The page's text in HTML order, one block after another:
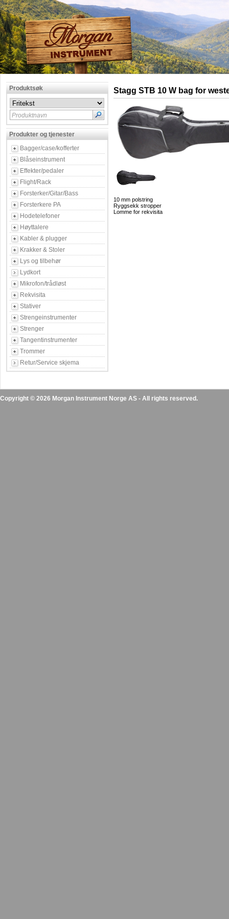
Produktsøk
Produktnavn
Produkter og tjenester
Bagger/case/kofferter
Blåseinstrument
Effekter/pedaler
Flight/Rack
Forsterker/Gitar/Bass
Forsterkere PA
Hodetelefoner
Høyttalere
Kabler & plugger
Krakker & Stoler
Lys og tilbehør
Lydkort
Mikrofon/trådløst
Rekvisita
Stativer
Strengeinstrumenter
Strenger
Tangentinstrumenter
Trommer
Retur/Service skjema
Stagg STB 10 W bag for
10 mm polstring
Ryggsekk stropper
Lomme for rekvisita
Copyright © 2026 Morgan Instrument Norge AS - All rights reserved.